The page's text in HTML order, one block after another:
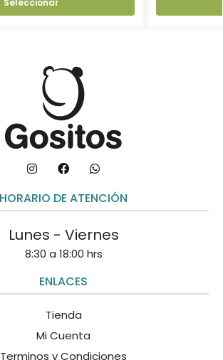
Seleccionar
HORARIO DE ATENCIÓN
Lunes - Viernes
8:30 a 18:00 hrs
ENLACES
Tienda
Mi Cuenta
Terminos y Condiciones